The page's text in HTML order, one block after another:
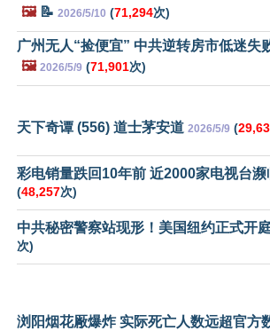
🖼️📝 2026/5/10 (71,294次)
广州无人“捡便宜” 中共逆转房市低迷失
🖼️ 2026/5/9 (71,901次)
天下奇谭 (556) 道士茅安道 2026/5/9 (
彩电销量跌回10年前 近2000家电视台濒
(48,257次)
中共秘密警察站现形！美国纽约正式开
次)
浏阳烟花厰爆炸 实际死亡人数远超官方